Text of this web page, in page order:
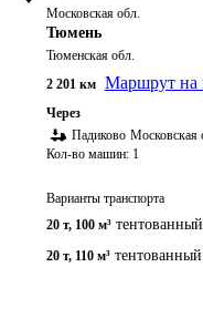
Московская обл.
Тюмень
Тюменская обл.
2 201 км Маршрут на
Через
Падиково Московская
Кол-во машин: 1
Варианты транспорта
20 т, 100 м³ тентованный
20 т, 110 м³ тентованный